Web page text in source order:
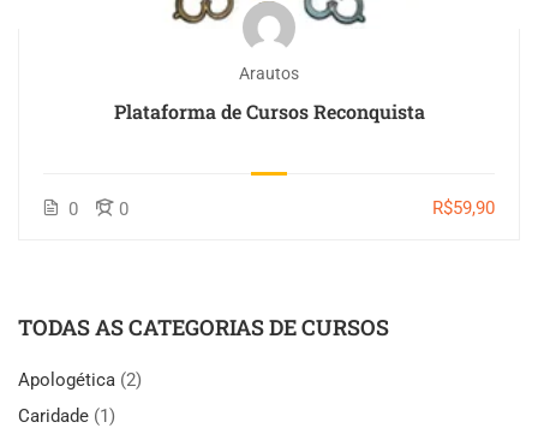
Arautos
Plataforma de Cursos Reconquista
0 0 R$59,90
TODAS AS CATEGORIAS DE CURSOS
Apologética (2)
Caridade (1)